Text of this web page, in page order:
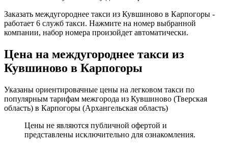
Заказать междугороднее такси из Кувшиново в Карпогоры -
работает 6 служб такси. Нажмите на номер выбранной
компании, набор номера произойдет автоматически.
Цена на междугороднее такси из
Кувшиново в Карпогоры
Указаны ориентировачные цены на легковом такси по
популярным тарифам межгорода из Кувшиново (Тверская
область) в Карпогоры (Архангельская область)
Цены не являются публичной офертой и
представлены исключительно для ознакомления.